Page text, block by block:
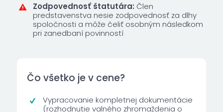
Zodpovednosť štatutára: Člen
predstavenstva nesie zodpovednosť za dlhy
spoločnosti a môže čeliť osobným následkom
pri zanedbaní povinností
Čo všetko je v cene?
Vypracovanie kompletnej dokumentácie
(rozhodnutie valného zhromaždenia o